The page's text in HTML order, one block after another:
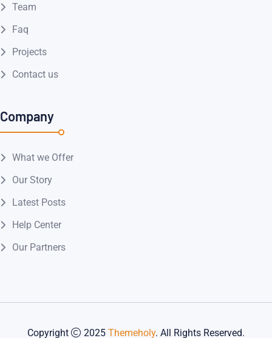
Team
Faq
Projects
Contact us
Company
What we Offer
Our Story
Latest Posts
Help Center
Our Partners
Copyright 2025 Themeholy. All Rights Reserved.